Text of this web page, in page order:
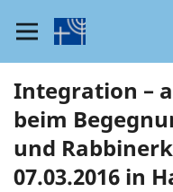
Integration –
beim
und
07.03.2016 in